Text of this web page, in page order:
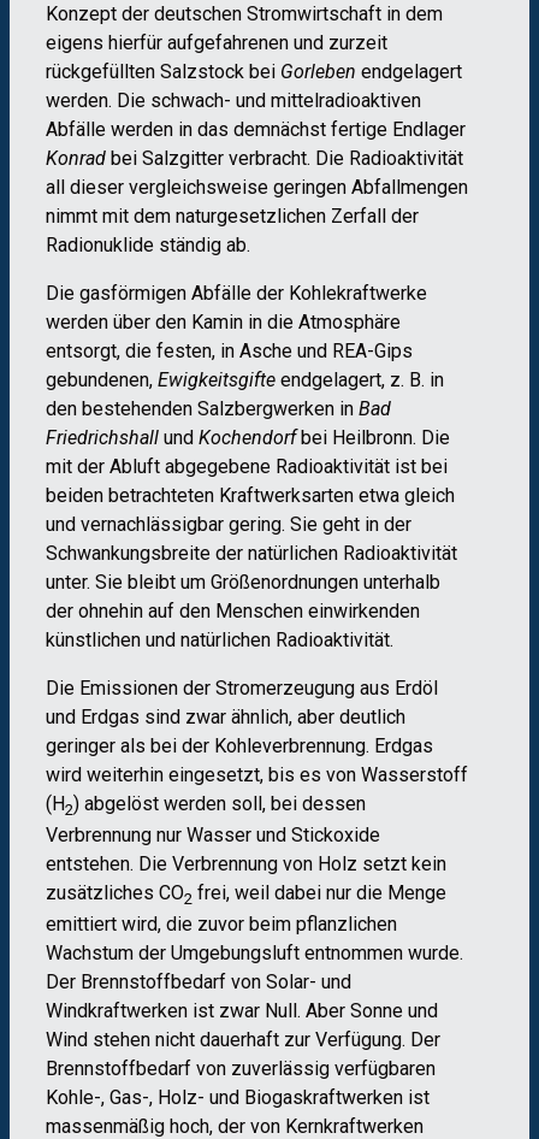
Konzept der deutschen Stromwirtschaft in dem
eigens hierfür aufgefahrenen und zurzeit
rückgefüllten Salzstock bei Gorleben endgelagert
werden. Die schwach- und mittelradioaktiven
Abfälle werden in das demnächst fertige Endlager
Konrad bei Salzgitter verbracht. Die Radioaktivität
all dieser vergleichsweise geringen Abfallmengen
nimmt mit dem naturgesetzlichen Zerfall der
Radionuklide ständig ab.
Die gasförmigen Abfälle der Kohlekraftwerke
werden über den Kamin in die Atmosphäre
entsorgt, die festen, in Asche und REA-Gips
gebundenen, Ewigkeitsgifte endgelagert, z. B. in
den bestehenden Salzbergwerken in Bad
Friedrichshall und Kochendorfbei Heilbronn. Die
mit der Abluft abgegebene Radioaktivität ist bei
beiden betrachteten Kraftwerksarten etwa gleich
und vernachlässigbar gering. Sie geht in der
Schwankungsbreite der natürlichen Radioaktivität
unter. Sie bleibt um Größenordnungen unterhalb
der ohnehin auf den Menschen einwirkenden
künstlichen und natürlichen Radioaktivität.
Die Emissionen der Stromerzeugung aus Erdöl
und Erdgas sind zwar ähnlich, aber deutlich
geringer als bei der Kohleverbrennung. Erdgas
wird weiterhin eingesetzt, bis es von Wasserstoff
(H2) abgelöst werden soll, bei dessen
Verbrennung nur Wasser und Stickoxide
entstehen. Die Verbrennung von Holz setzt kein
zusätzliches CO2 frei, weil dabei nur die Menge
emittiert wird, die zuvor beim pflanzlichen
Wachstum der Umgebungsluft entnommen wurde.
Der Brennstoffbedarf von Solar- und
Windkraftwerken ist zwar Null. Aber Sonne und
Wind stehen nicht dauerhaft zur Verfügung. Der
Brennstoffbedarf von zuverlässig verfügbaren
Kohle-, Gas-, Holz- und Biogaskraftwerken ist
massenmäßig hoch, der von Kernkraftwerken